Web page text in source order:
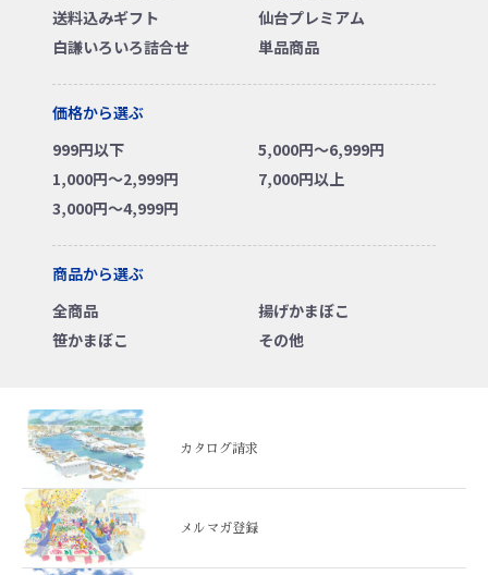
送料込みギフト
白謙いろいろ詰合せ
仙台プレミアム
単品商品
価格から選ぶ
999円以下
1,000円～2,999円
3,000円～4,999円
5,000円～6,999円
7,000円以上
商品から選ぶ
全商品
笹かまぼこ
揚げかまぼこ
その他
カタログ請求
メルマガ登録